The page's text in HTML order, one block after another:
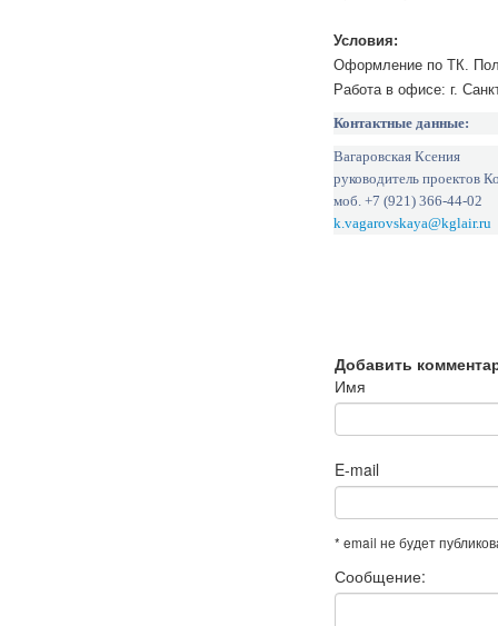
Условия:
Оформление по ТК.
Работа в офисе: г.
Контактные данные:
Вагаровская Ксения
руководитель проектов
моб. +7 (921) 366-44-02
k.vagarovskaya@kglair.ru
Добавить
Имя
E-mail
* email не будет
Сообщение: